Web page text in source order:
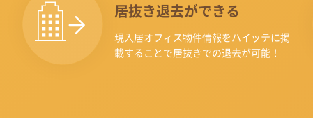
居抜き退去ができる
現入居オフィス物件情報をハイッテに掲
載することで居抜きでの退去が可能！